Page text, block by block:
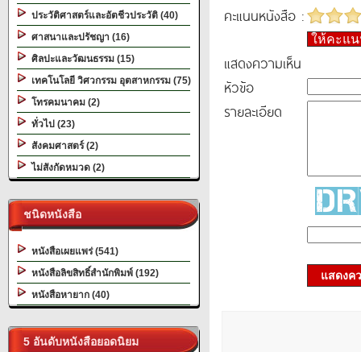
ประวัติศาสตร์และอัตชีวประวัติ (40)
ศาสนาและปรัชญา (16)
ศิลปะและวัฒนธรรม (15)
เทคโนโลยี วิศวกรรม อุตสาหกรรม (75)
โทรคมนาคม (2)
ทั่วไป (23)
สังคมศาสตร์ (2)
ไม่สังกัดหมวด (2)
ชนิดหนังสือ
หนังสือเผยแพร่ (541)
หนังสือลิขสิทธิ์สำนักพิมพ์ (192)
หนังสือหายาก (40)
5 อันดับหนังสือยอดนิยม
คะแนนหนังสือ :
ให้คะแ
แสดงความเห็น
หัวข้อ
รายละเอียด
แสดงค